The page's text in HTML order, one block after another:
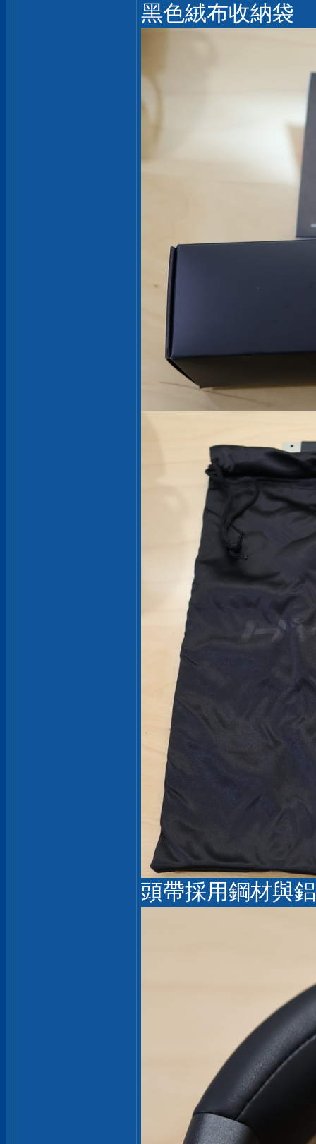
黑色絨布收納袋
頭帶採用鋼材與